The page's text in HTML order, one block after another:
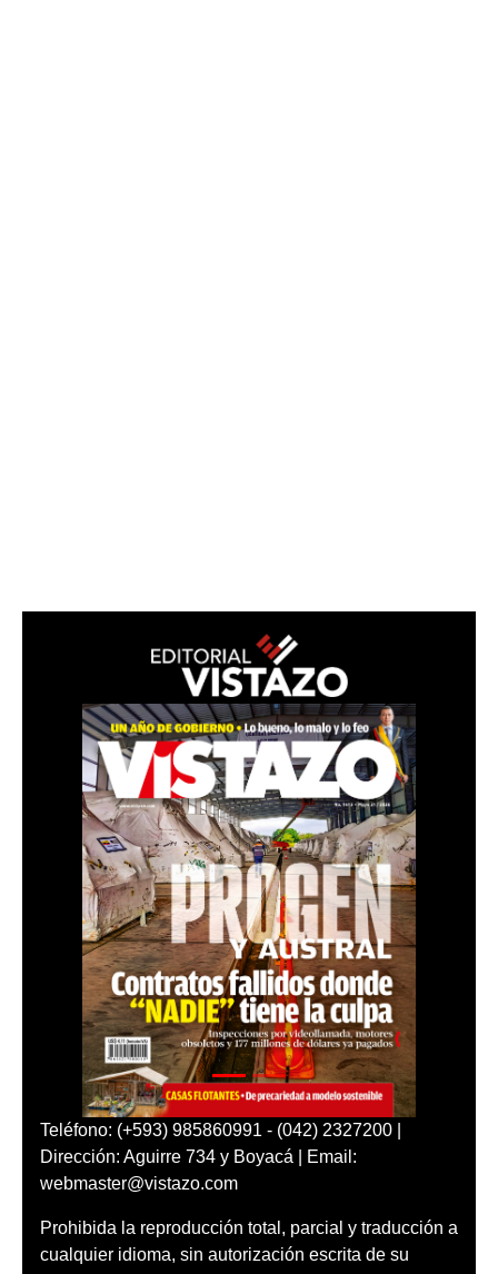
Teléfono: (+593) 985860991 - (042) 2327200 |
Dirección: Aguirre 734 y Boyacá | Email:
webmaster@vistazo.com
Prohibida la reproducción total, parcial y traducción a
cualquier idioma, sin autorización escrita de su